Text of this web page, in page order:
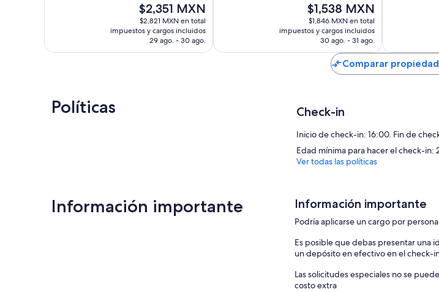
El
precio
actual
de
$2,351 MXN
$2,821 MXN en total
impuestos y cargos incluidos
29 ago. - 30 ago.
El
precio
actual
de
$1,538 MXN
$1,538 MXN
$1,846 MXN en total
impuestos y cargos incluidos
30 ago. - 31 ago.
Comparar
Políticas Check-in
Inicio de check-in: 16:00. Fin de
Edad mínima para hacer el check-in:
Ver todas las políticas
Información importante Información importante
Podría aplicarse un cargo por
Es posible que debas presentar una
un depósito en efectivo en el check-
Las solicitudes especiales no se
costo extra